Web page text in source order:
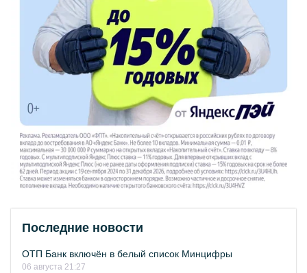
Последние новости
ОТП Банк включён в белый список Минцифры
06 августа 21:27